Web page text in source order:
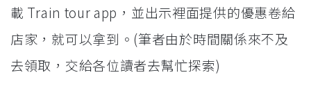
載 Train tour app，並出示裡面提供的優惠卷給
店家，就可以拿到。(筆者由於時間關係來不及
去領取，交給各位讀者去幫忙探索)